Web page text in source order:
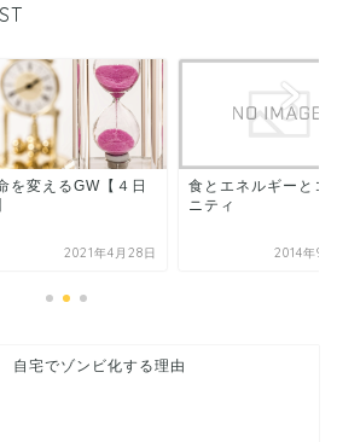
を変えるGW【４日
2021年4月28日
食とエネルギーとコ
ニティ
2014年9
自宅でゾンビ化する理由